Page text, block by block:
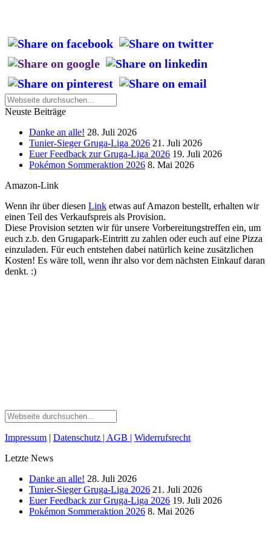
Neuste Beiträge
Danke an alle! 28. Juli 2026
Tunier-Sieger Gruga-Liga 2026 21. Juli 2026
Euer Feedback zur Gruga-Liga 2026 19. Juli 2026
Pokémon Sommeraktion 2026 8. Mai 2026
Amazon-Link
Wenn ihr über diesen Link etwas auf Amazon bestellt, erhalten wir
einen Teil des Verkaufspreis als Provision.
Diese Provision setzten wir für unsere Vorbereitungstreffen ein, um
euch z.b. den Grugapark-Eintritt zu zahlen oder euch auf eine Pizza
einzuladen. Für euch entstehen dabei natürlich keine zusätzlichen
Kosten! Es wäre toll, wenn ihr also vor dem nächsten Einkauf daran
denkt. :)
Impressum | Datenschutz | AGB | Widerrufsrecht
Letzte News
Danke an alle! 28. Juli 2026
Tunier-Sieger Gruga-Liga 2026 21. Juli 2026
Euer Feedback zur Gruga-Liga 2026 19. Juli 2026
Pokémon Sommeraktion 2026 8. Mai 2026